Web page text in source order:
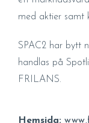
med aktier samt
SPAC2 har bytt
handlas på
FRILANS.
Hemsida: